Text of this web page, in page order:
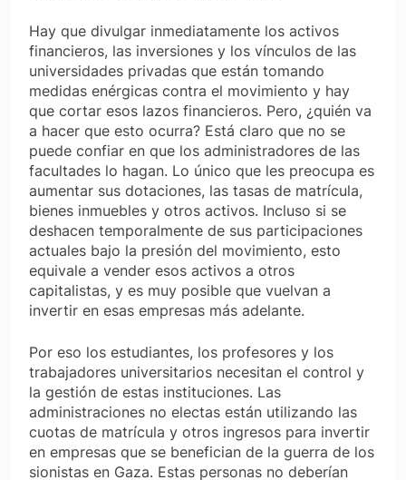
Hay que divulgar inmediatamente los activos
financieros, las inversiones y los vínculos de las
universidades privadas que están tomando
medidas enérgicas contra el movimiento y hay
que cortar esos lazos financieros. Pero, ¿quién va
a hacer que esto ocurra? Está claro que no se
puede confiar en que los administradores de las
facultades lo hagan. Lo único que les preocupa es
aumentar sus dotaciones, las tasas de matrícula,
bienes inmuebles y otros activos. Incluso si se
deshacen temporalmente de sus participaciones
actuales bajo la presión del movimiento, esto
equivale a vender esos activos a otros
capitalistas, y es muy posible que vuelvan a
invertir en esas empresas más adelante.
Por eso los estudiantes, los profesores y los
trabajadores universitarios necesitan el control y
la gestión de estas instituciones. Las
administraciones no electas están utilizando las
cuotas de matrícula y otros ingresos para invertir
en empresas que se benefician de la guerra de los
sionistas en Gaza. Estas personas no deberían